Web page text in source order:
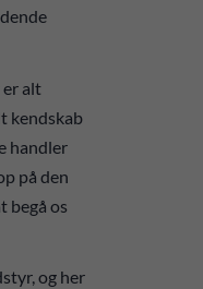
er alt
kendskab
handler
på den
begå os
og her